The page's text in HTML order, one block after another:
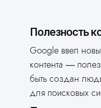
Полезность
Google ввел
контента —
быть создан
для поисковых